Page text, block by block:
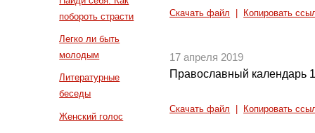
побороть страсти
Легко ли быть
молодым
Литературные
беседы
Женский голос
Скачать файл Копировать
17 апреля 2019
Православный календарь
Скачать файл Копировать